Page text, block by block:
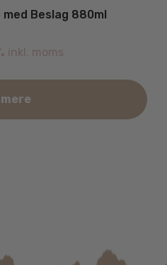
Beslag 880ml
inkl. moms